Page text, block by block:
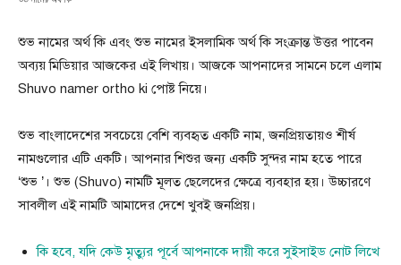
শুভ নামের অর্থ কি এবং শুভ নামের ইসলামিক অর্থ কি সংক্রান্ত উত্তর পাবেন
অব্যয় মিডিয়ার আজকের এই লিখায়। আজকে আপনাদের সামনে চলে এলাম
Shuvo namer ortho ki পোষ্ট নিয়ে।
শুভ বাংলাদেশের সবচেয়ে বেশি ব্যবহৃত একটি নাম, জনপ্রিয়তায়ও শীর্ষ
নামগুলোর এটি একটি। আপনার শিশুর জন্য একটি সুন্দর নাম হতে পারে
‘শুভ ’। শুভ (Shuvo) নামটি মূলত ছেলেদের ক্ষেত্রে ব্যবহার হয়। উচ্চারণে
সাবলীল এই নামটি আমাদের দেশে খুবই জনপ্রিয়।
কি হবে, যদি কেউ মৃত্যুর পূর্বে আপনাকে দায়ী করে সুইসাইড নোট লিখে